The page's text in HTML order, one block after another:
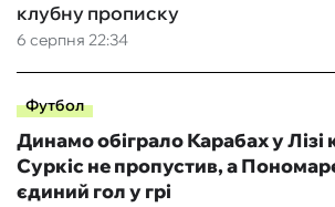
6 серпня 22:34
клубну прописку
Футбол
Динамо обіграло Карабах у Лізі
Суркіс не пропустив, а
єдиний гол у грі